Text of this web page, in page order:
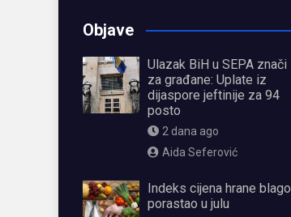
Objave
Ulazak BiH u SEPA znači
za građane: Uplate iz
dijaspore jeftinije za 94
posto
2 dana ago
Aida Seferović
Indeks cijena hrane blago
porastao u julu